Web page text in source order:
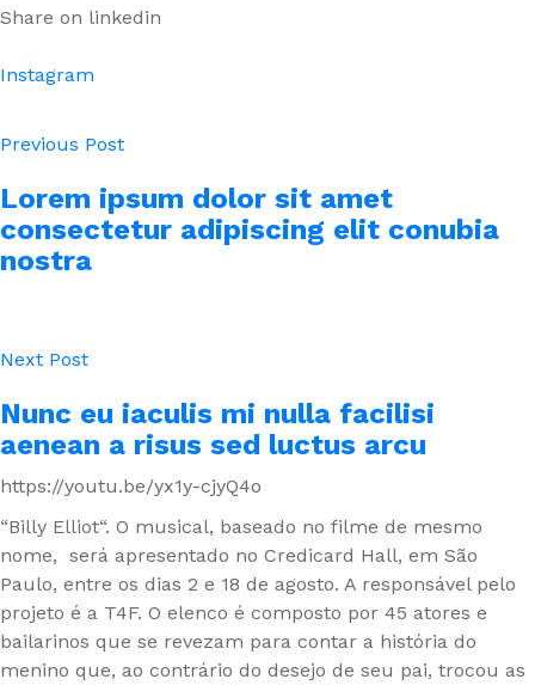
Share on linkedin
Instagram
Previous Post
Lorem ipsum dolor sit amet
consectetur adipiscing elit conubia
nostra
Next Post
Nunc eu iaculis mi nulla facilisi
aenean a risus sed luctus arcu
https://youtu.be/yx1y-cjyQ4o
“Billy Elliot“. O musical, baseado no filme de mesmo
nome, será apresentado no Credicard Hall, em São
Paulo, entre os dias 2 e 18 de agosto. A responsável pelo
projeto é a T4F. O elenco é composto por 45 atores e
bailarinos que se revezam para contar a história do
menino que, ao contrário do desejo de seu pai, trocou as